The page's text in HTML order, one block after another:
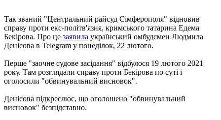
Так званий "Центральний райсуд Сімферополя" відновив
справу проти екс-політв'язня, кримського татарина Едема
Бекірова. Про це заявила український омбудсмен Людмила
Денісова в Telegram у понеділок, 22 лютого.
Перше "заочне судове засідання" відбулося 19 лютого 2021
року. Там розглядали справу проти Бекірова по суті і
оголосили "обвинувальний висновок".
Денісова підкреслює, що оголошено "обвинувальний
висновок" безпідставно.